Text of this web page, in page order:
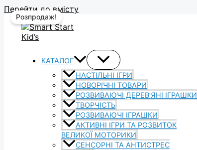
Перейти до вмісту
КАТАЛОГ
НАСТІЛЬНІ ІГРИ
НОВОРІЧНІ ТОВАРИ
РОЗВИВАЮЧІ ДЕРЕВ’ЯНІ ІГРАШКИ
ТВОРЧІСТЬ
РОЗВИВАЮЧІ ІГРАШКИ
АКТИВНІ ІГРИ ТА РОЗВИТОК
ВЕЛИКОЇ МОТОРИКИ
СЕНСОРНІ ТА АНТИСТРЕС
Розпродаж!